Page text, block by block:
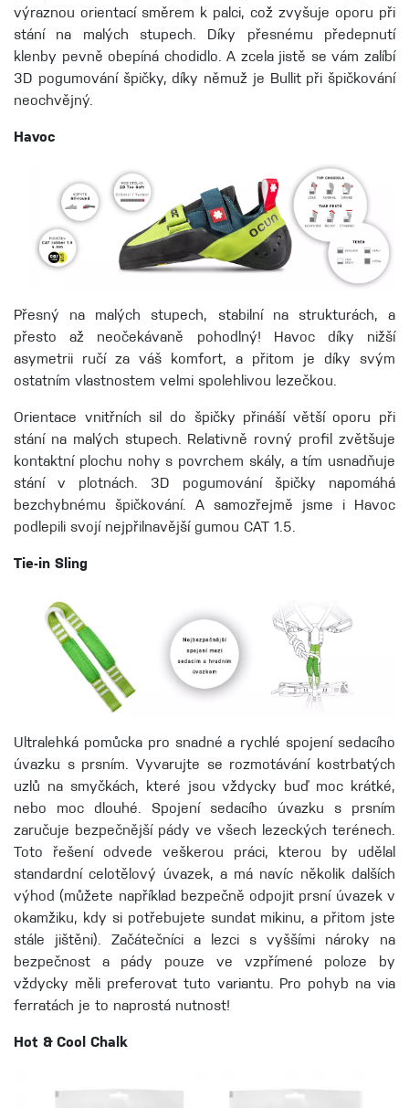
výraznou orientací směrem k palci, což zvyšuje oporu při
stání na malých stupech. Díky přesnému předepnutí
klenby pevně obepíná chodidlo. A zcela jistě se vám zalíbí
3D pogumování špičky, díky němuž je Bullit při špičkování
neochvějný.
Havoc
Přesný na malých stupech, stabilní na strukturách, a
přesto až neočekávaně pohodlný! Havoc díky nižší
asymetrii ručí za váš komfort, a přitom je díky svým
ostatním vlastnostem velmi spolehlivou lezečkou.
Orientace vnitřních sil do špičky přináší větší oporu při
stání na malých stupech. Relativně rovný profil zvětšuje
kontaktní plochu nohy s povrchem skály, a tím usnadňuje
stání v plotnách. 3D pogumování špičky napomáhá
bezchybnému špičkování. A samozřejmě jsme i Havoc
podlepili svojí nejpřilnavější gumou CAT 1.5.
Tie-in Sling
Ultralehká pomůcka pro snadné a rychlé spojení sedacího
úvazku s prsním. Vyvarujte se rozmotávání kostrbatých
uzlů na smyčkách, které jsou vždycky buď moc krátké,
nebo moc dlouhé. Spojení sedacího úvazku s prsním
zaručuje bezpečnější pády ve všech lezeckých terénech.
Toto řešení odvede veškerou práci, kterou by udělal
standardní celotělový úvazek, a má navíc několik dalších
výhod (můžete například bezpečně odpojit prsní úvazek v
okamžiku, kdy si potřebujete sundat mikinu, a přitom jste
stále jištěni). Začátečníci a lezci s vyššími nároky na
bezpečnost a pády pouze ve vzpřímené poloze by
vždycky měli preferovat tuto variantu. Pro pohyb na via
ferratách je to naprostá nutnost!
Hot & Cool Chalk